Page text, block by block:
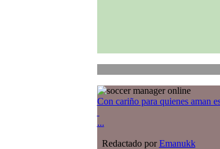
Bajo
Con cariño para quienes aman
...
Redactado porEmanukk